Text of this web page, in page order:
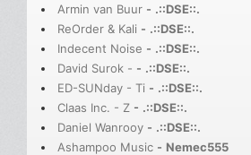
Armin van Buur - .::DSE::.
ReOrder & Kali - .::DSE::.
Indecent Noise - .::DSE::.
David Surok - - .::DSE::.
ED-SUNday - Ti - .::DSE::.
Claas Inc. - Z - .::DSE::.
Daniel Wanrooy - .::DSE::.
Ashampoo Music - Nemec555